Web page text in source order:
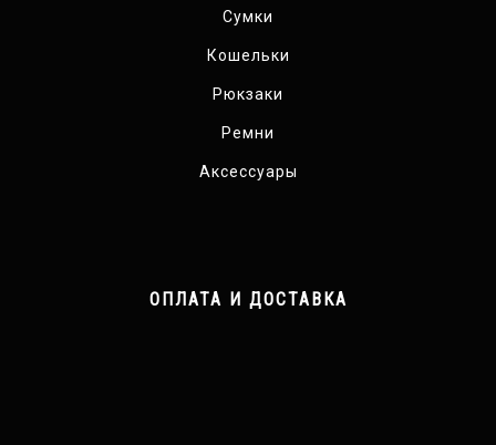
Сумки
Кошельки
Рюкзаки
Ремни
Аксессуары
ОПЛАТА И ДОСТАВКА